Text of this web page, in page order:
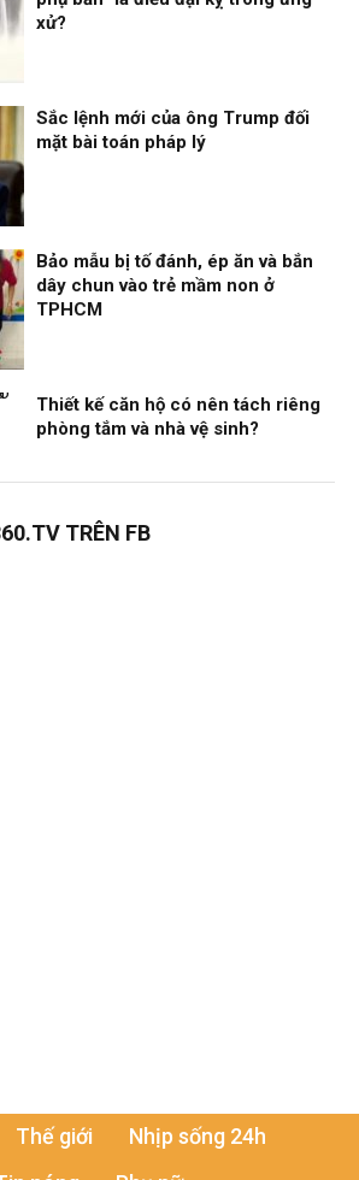
xử?
Sắc lệnh mới của ông Trump đối
mặt bài toán pháp lý
Bảo mẫu bị tố đánh, ép ăn và bắn
dây chun vào trẻ mầm non ở
TPHCM
Thiết kế căn hộ có nên tách riêng
phòng tắm và nhà vệ sinh?
TRÊN FB
Thế giới
Nhịp sống 24h